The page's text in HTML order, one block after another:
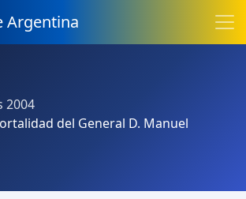
Argentina
2004
del General D. Manuel